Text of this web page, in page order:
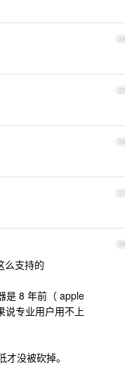
24
25
26
27
28
么支持的
是 8 年前（ apple
说专业用户用不上
没被砍掉。